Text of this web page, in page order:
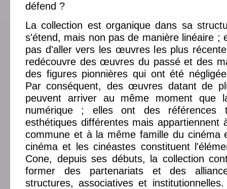
défend ?
La collection est organique dans sa
s'étend, mais non pas de manière linéaire ;
pas d'aller vers les œuvres les plus
redécouvre des œuvres du passé et des
des figures pionnières qui ont été
Par conséquent, des œuvres datant de
peuvent arriver au même moment que
numérique ; elles ont des références
esthétiques différentes mais appartiennent
commune et à la même famille du cinéma
cinéma et les cinéastes constituent
Cone, depuis ses débuts, la collection
former des partenariats et des
structures, associatives et